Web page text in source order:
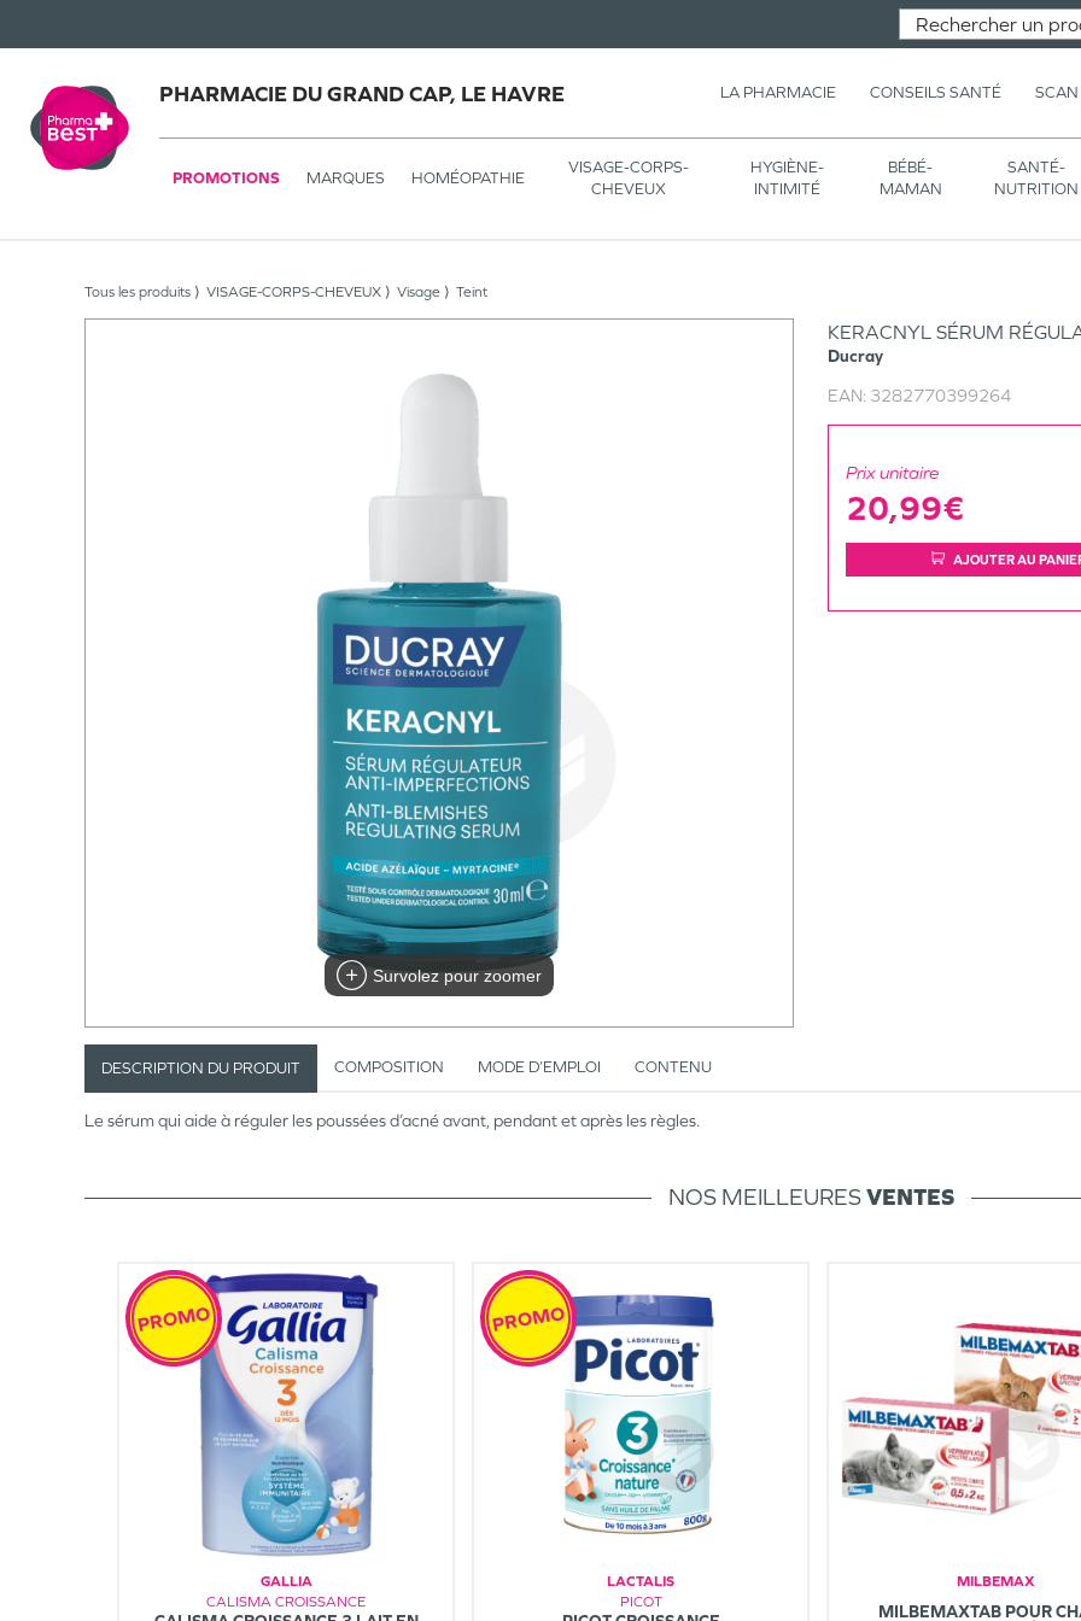
PHARMACIE DU GRAND CAP, LE HAVRE LA PHARMACIE CONSEILS SANTÉ SCAN
PROMOTIONS MARQUES HOMÉOPATHIE
VISAGE-CORPS-
CHEVEUX
HYGIÈNE-
INTIMITÉ
BÉBÉ-
MAMAN
SANTÉ-
NUTRITION
Tous les produits VISAGE-CORPS-CHEVEUX Visage Teint
Survolez pour zoomer
KERACNYL SÉRUM
Ducray
EAN: 3282770399264
Prix unitaire
20,99€
AJOUTER AU
DESCRIPTION DU PRODUIT COMPOSITION MODE D’EMPLOI CONTENU
Le sérum qui aide à réguler les poussées d’acné avant, pendant et après les règles.
NOS MEILLEURESVENTES
GALLIA
CALISMA CROISSANCE
PROMO
LACTALIS
PICOT
PROMO
MILBEMAX
MILBEMAXTAB POUR